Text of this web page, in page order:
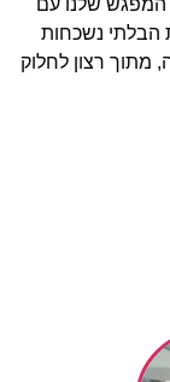
המפגש שלנו עם
הבלתי נשכחות
מתוך רצון לחלוק